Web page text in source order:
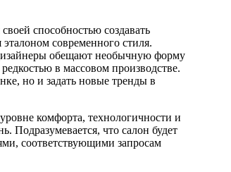
способностью создавать
современного стиля.
обещают необычную форму
в массовом производстве.
но и задать новые тренды в
комфорта, технологичности и
Подразумевается, что салон будет
соответствующими запросам